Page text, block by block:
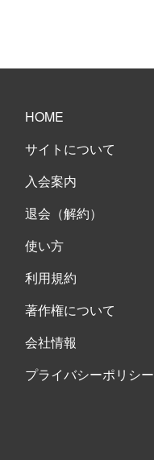
HOME
サイトについて
入会案内
退会（解約）
使い方
利用規約
著作権について
会社情報
プライバシーポリシー